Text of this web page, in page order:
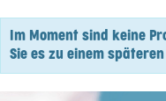
Im Moment sind keine
Sie es zu einem